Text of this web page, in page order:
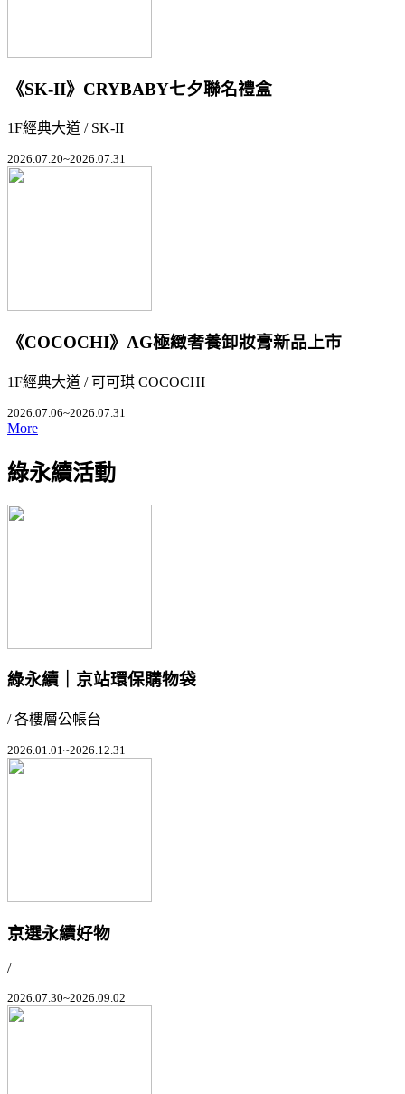
《SK-II》CRYBABY七夕聯名禮盒
1F經典大道 / SK-II
2026.07.20~2026.07.31
《COCOCHI》AG極緻奢養卸妝膏新品上市
1F經典大道 / 可可琪 COCOCHI
2026.07.06~2026.07.31
More
綠永續活動
綠永續｜京站環保購物袋
/ 各樓層公帳台
2026.01.01~2026.12.31
京選永續好物
/
2026.07.30~2026.09.02